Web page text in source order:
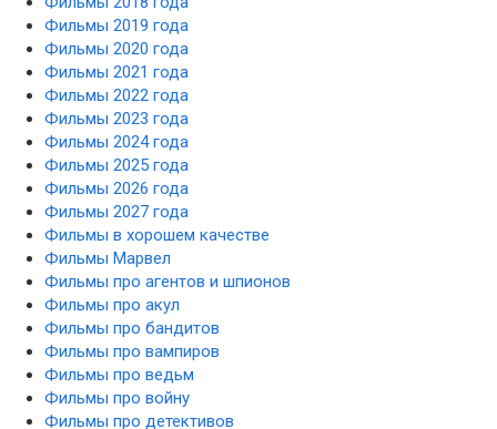
Фильмы 2019 года
Фильмы 2020 года
Фильмы 2021 года
Фильмы 2022 года
Фильмы 2023 года
Фильмы 2024 года
Фильмы 2025 года
Фильмы 2026 года
Фильмы 2027 года
Фильмы в хорошем качестве
Фильмы Марвел
Фильмы про агентов и шпионов
Фильмы про акул
Фильмы про бандитов
Фильмы про вампиров
Фильмы про ведьм
Фильмы про войну
Фильмы про детективов